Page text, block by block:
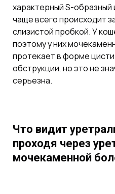
характерный S-образный
чаще всего происходит
слизистой пробкой. У
поэтому у них
протекает в форме
обструкции, но это не
серьезна.
Что видит
проходя через
мочекаменной